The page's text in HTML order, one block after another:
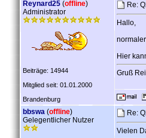
Reynard25 (offline)
Administrator
Beiträge: 14944
Mitglied seit: 01.01.2000
Brandenburg
Re:
Hallo,
Hier
Gruß
bbswa (offline)
Gelegentlicher Nutzer
Re:
Vielen